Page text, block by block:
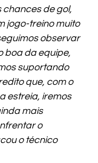
de gol,
jogo-treino muito
observar
boa da equipe,
suportando
que, com o
estreia, iremos
mais
o
o técnico